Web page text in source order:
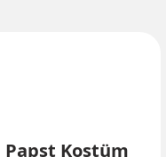
Kostüm